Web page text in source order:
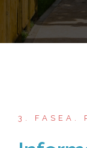
3. FASEA.